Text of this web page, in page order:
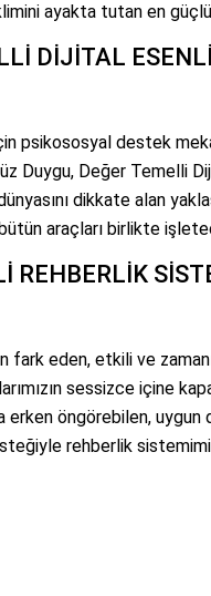
ayakta tutan en
DİJİTAL
psikososyal destek
Duygu, Değer Temelli
dikkate alan
araçları birlikte
REHBERLİK
fark eden, etkili ve
sessizce içine
erken öngörebilen,
rehberlik